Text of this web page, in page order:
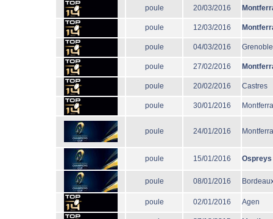
poule 20/03/2016
poule 12/03/2016
poule 04/03/2016 Grenoble
poule 27/02/2016
poule 20/02/2016 Castres
poule 30/01/2016
poule 24/01/2016
poule 15/01/2016 Ospreys
poule 08/01/2016
poule 02/01/2016 Agen